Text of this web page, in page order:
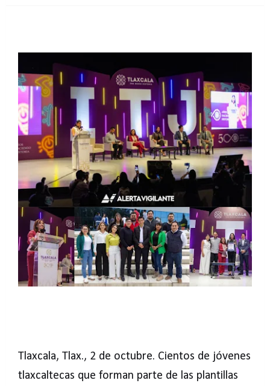
Tlaxcala, Tlax., 2 de octubre. Cientos de jóvenes
tlaxcaltecas que forman parte de las plantillas